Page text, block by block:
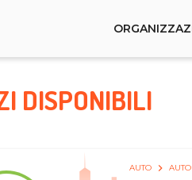
DISPONIBILI
AUTO